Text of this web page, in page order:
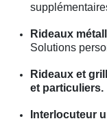
Rideaux
Solutions
Rideaux et
et particuliers.
Interlocuteur